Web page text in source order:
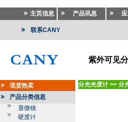
主页信息 产品讯息
联系CANY
紫外可见
现货热卖
产品分类信息
显微镜
硬度计
分光光度计 >> 分